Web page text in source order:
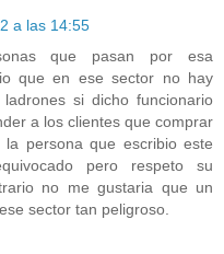
a las 14:55
que pasan por esa
que en ese sector no hay
si dicho funcionario
a los clientes que comprar
persona que escribio este
pero respeto su
no me gustaria que un
sector tan peligroso.